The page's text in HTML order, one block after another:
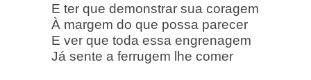
E ter que demonstrar sua coragem
À margem do que possa parecer
E ver que toda essa engrenagem
Já sente a ferrugem lhe comer